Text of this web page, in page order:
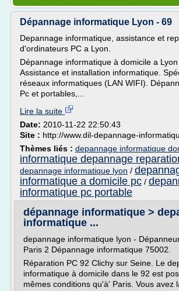
Dépannage informatique Lyon - 69
Depannage informatique, assistance et
d'ordinateurs PC a Lyon.
Dépannage informatique à domicile a
Assistance et installation informatique.
réseaux informatiques (LAN WIFI).
Pc et portables,...
Lire la suite
Date: 2010-11-22 22:50:43
Site : http://www.dil-depannage-
Thèmes liés : depannage informatique
informatique depannage
depannage informatique lyon /
informatique a domicile pc /
informatique pc portable
dépannage informatique >
informatique ...
depannage informatique lyon -
Paris 2 Dépannage informatique 75002.
Réparation PC 92 Clichy sur Seine. Le
informatique à domicile dans le 92 est
mêmes conditions qu'à' Paris. Vous avez